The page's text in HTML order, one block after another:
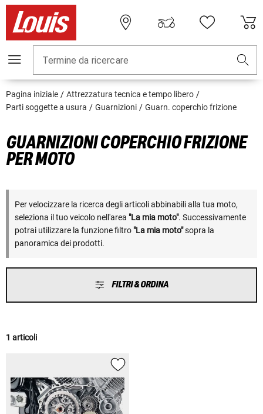
Termine da ricercare
Pagina iniziale
Attrezzatura tecnica e tempo libero
Parti soggette a usura
Guarnizioni Guarn. coperchio frizione
GUARNIZIONI COPERCHIO FRIZIONE
PER MOTO
Per velocizzare la ricerca degli articoli abbinabili alla tua moto,
seleziona il tuo veicolo nell'area "La mia moto". Successivamente
potrai utilizzare la funzione filtro "La mia moto"sopra la
panoramica dei prodotti.
FILTRI & ORDINA
1 articoli